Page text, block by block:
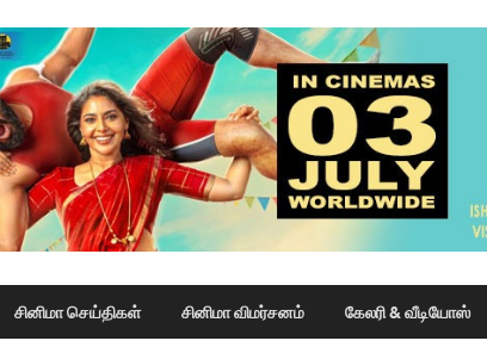
சினிமா செய்திகள் சினிமா விமர்சனம் கேலரி & வீடியோஸ்